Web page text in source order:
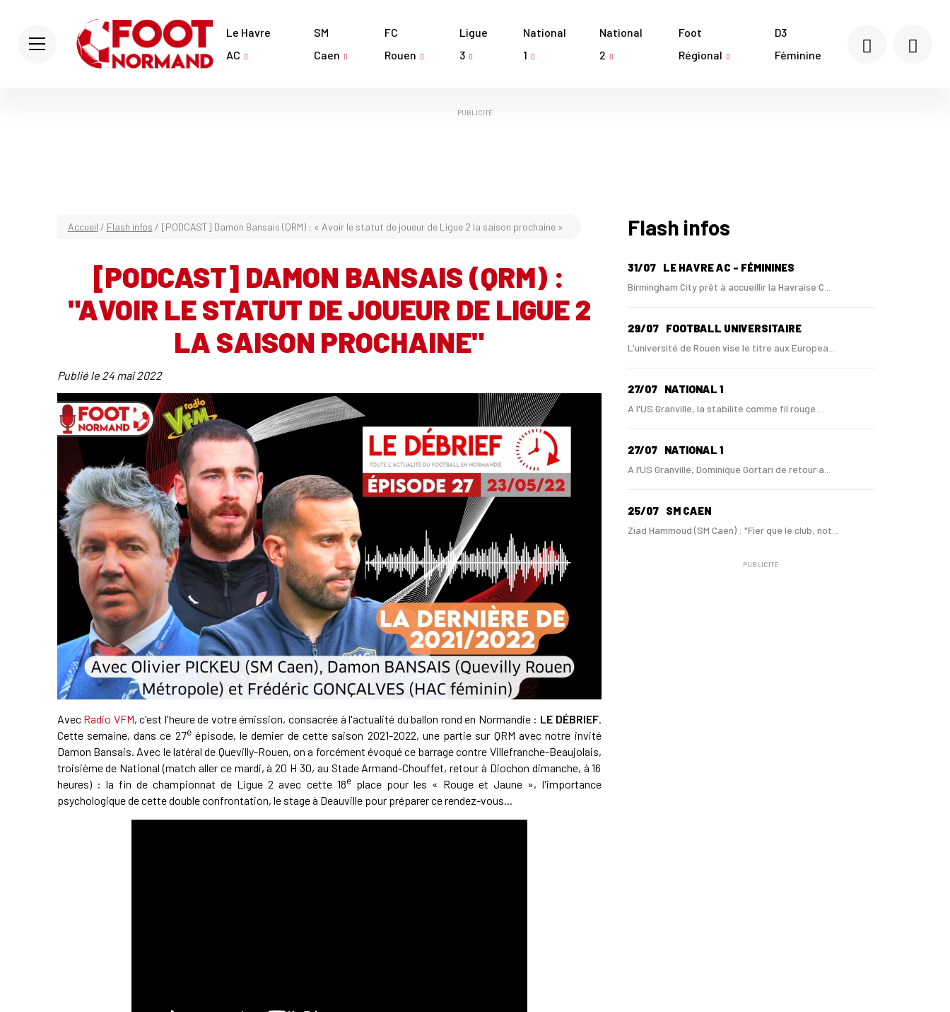
Le Havre
AC
SM
Caen
FC
Rouen
Ligue
3
National
1
National
2
Foot
Régional
D3
Féminine
PUBLICITÉ
Accueil / Flash infos / [PODCAST] Damon Bansais (QRM) : « Avoir le statut de joueur de Ligue 2 la saison prochaine »
[PODCAST] DAMON BANSAIS (QRM) :
"AVOIR LE STATUT DE JOUEUR DE LIGUE 2
LA SAISON PROCHAINE"
Publié le 24 mai 2022
Avec Radio VFM, c'est l'heure de votre émission, consacrée à l'actualité du ballon rond en Normandie : LE DÉBRIEF.
Cette semaine, dans ce 27eépisode, le dernier de cette saison 2021-2022, une partie sur QRM avec notre invité
Damon Bansais. Avec le latéral de Quevilly-Rouen, on a forcément évoqué ce barrage contre Villefranche-Beaujolais,
troisième de National (match aller ce mardi, à 20 H 30, au Stade Armand-Chouffet, retour à Diochon dimanche, à 16
heures) : la fin de championnat de Ligue 2 avec cette 18eplace pour les « Rouge et Jaune », l'importance
psychologique de cette double confrontation, le stage à Deauville pour préparer ce rendez-vous...
Flash infos
31/07 LE HAVRE AC - FÉMININES
Birmingham City prêt à accueillir la Havraise C...
29/07 FOOTBALL UNIVERSITAIRE
L'université de Rouen vise le titre aux Europea...
27/07 NATIONAL 1
A l'US Granville, la stabilité comme fil rouge ...
27/07 NATIONAL 1
A l’US Granville, Dominique Gortari de retour a...
25/07 SM CAEN
Ziad Hammoud (SM Caen) : "Fier que le club, not...
SM CAEN - MERCATO
PUBLICITÉ